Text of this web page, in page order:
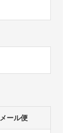
メール便